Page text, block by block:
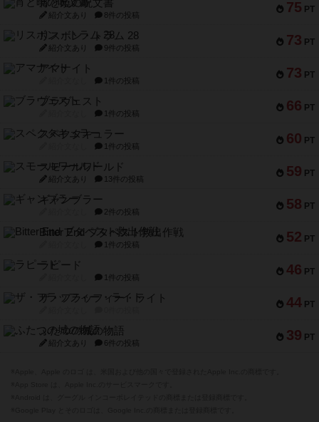
75 PT
宵と暁の呪文書
紹介文あり 8件の投稿
73 PT
リスボン・トラム 28
紹介文あり 9件の投稿
73 PT
アマナイト
1件の投稿
66 PT
ブラヴェスト
1件の投稿
60 PT
スペクタキュラー
1件の投稿
59 PT
スモールワールド
紹介文あり 13件の投稿
58 PT
ギャンブラー
2件の投稿
52 PT
Bitter End ブタペスト救出作戦
1件の投稿
46 PT
ラピード
1件の投稿
44 PT
ザ・フラッフィー・ライト
39 PT
ふたつの城の物語
紹介文あり 6件の投稿